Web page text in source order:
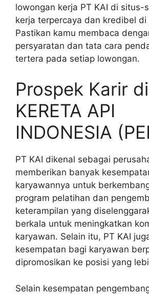
lowongan kerja PT KAI di situs-
kerja terpercaya dan kredibel di
Pastikan kamu membaca
persyaratan dan tata cara
tertera pada setiap lowongan.
Prospek Karir
KERETA API
INDONESIA
PT KAI dikenal sebagai
memberikan banyak
karyawannya untuk
program pelatihan dan
keterampilan yang
berkala untuk meningkatkan
karyawan. Selain itu, PT KAI
kesempatan bagi karyawan
dipromosikan ke posisi yang
Selain kesempatan